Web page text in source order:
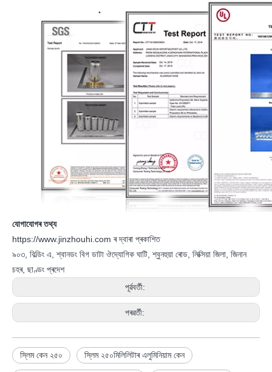
যোগাযোগৰ তথ্য
https://www.jinzhouhi.com ৰ দ্বাৰা প্ৰকাশিত
৯০৩, বিল্ডিং এ, শ্বানডং বিগ ডাটা ঔদ্যোগিক ঘাটি, শ্বুনহুয়া ৰোড, লিক্সিয়া জিলা, জিনান
চহৰ, ছাণ্ডং প্ৰদেশ
পূৰ্ৱবৰ্তী:
পৰৱৰ্তী:
স্লিম কেন ২৫০ স্লিম ২৫০মিলিলিটাৰ এলুমিনিয়াম কেন